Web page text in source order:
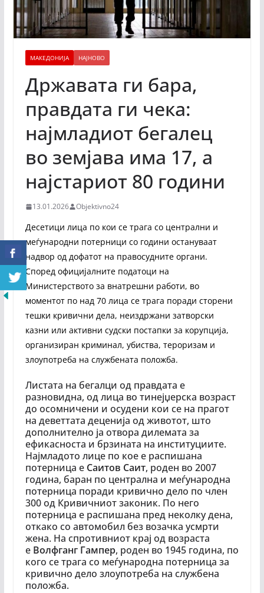
МАКЕДОНИЈА НАЈНОВО
Државата ги бара,
правдата ги чека:
најмладиот бегалец
во земјава има 17, а
најстариот 80 години
13.01.2026 Objektivno24
Десетици лица по кои се трага со централни и
меѓународни потерници со години остануваат
надвор од дофатот на правосудните органи.
Според официјалните податоци на
Министерството за внатрешни работи, во
моментот по над 70 лица се трага поради сторени
тешки кривични дела, неиздржани затворски
казни или активни судски постапки за корупција,
организиран криминал, убиства, тероризам и
злоупотреба на службената положба.
Листата на бегалци од правдата е
разновидна, од лица во тинејџерска возраст
до осомничени и осудени кои се на прагот
на деветтата деценија од животот, што
дополнително ја отвора дилемата за
ефикасноста и брзината на институциите.
Најмладото лице по кое е распишана
потерница е Саитов Саит, роден во 2007
година, баран по централна и меѓународна
потерница поради кривично дело по член
300 од Кривичниот законик. По него
потерница е распишана пред неколку дена,
откако со автомобил без возачка усмрти
жена. На спротивниот крај од возраста
е Волфганг Гампер, роден во 1945 година, по
кого се трага со меѓународна потерница за
кривично дело злоупотреба на службена
положба.